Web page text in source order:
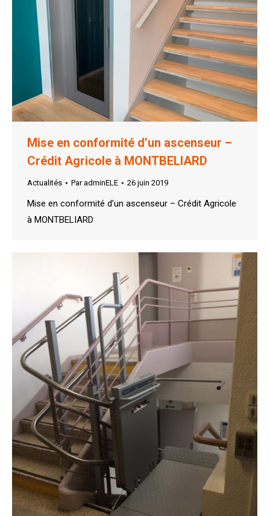
Mise en conformité d’un ascenseur –
Crédit Agricole à MONTBELIARD
Actualités ParadminELE 26 juin 2019
Mise en conformité d’un ascenseur – Crédit Agricole
à MONTBELIARD